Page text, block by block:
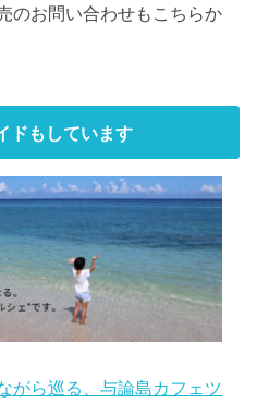
のお問い合わせもこちらか
ドもしています
がら巡る、与論島カフェツ